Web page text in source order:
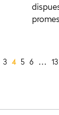
3 4 5 6 … 13